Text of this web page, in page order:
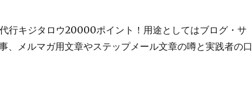
行キジタロウ20000ポイント！用途としてはブログ・サ
、メルマガ用文章やステップメール文章の噂と実践者の口